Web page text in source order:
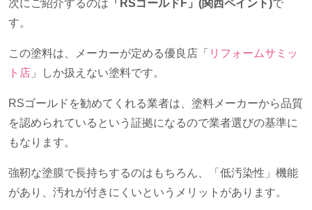
次にご紹介するのは 「RSゴールドF」(関西ペイント)で
す。
この塗料は、メーカーが定める優良店「 リフォームサミッ
ト店 」しか扱えない塗料です。
RSゴールドを勧めてくれる業者は、塗料メーカーから品質
を認められているという証拠になるので業者選びの基準に
もなります。
強靭な塗膜で長持ちするのはもちろん、「低汚染性」機能
があり、汚れが付きにくいというメリットがあります。